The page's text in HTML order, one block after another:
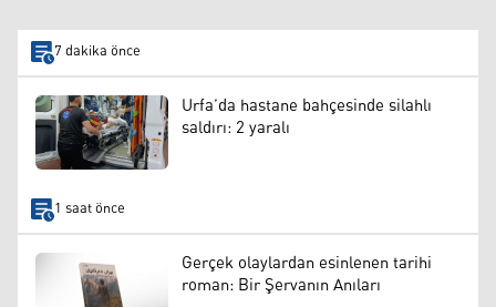
7 dakika önce
Urfa’da hastane bahçesinde silahlı
saldırı: 2 yaralı
1 saat önce
Gerçek olaylardan esinlenen tarihi
roman: Bir Şervanın Anıları